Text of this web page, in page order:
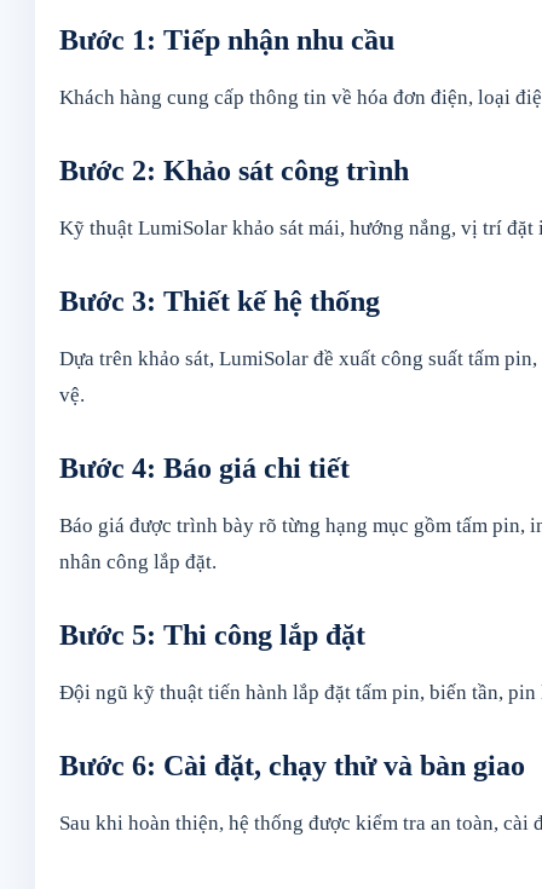
Bước 1: Tiếp nhận nhu cầu
Khách hàng cung cấp thông tin về hóa đơn điện, loại
Bước 2: Khảo sát công trình
Kỹ thuật LumiSolar khảo sát mái, hướng nắng, vị trí
Bước 3: Thiết kế hệ thống
Dựa trên khảo sát, LumiSolar đề xuất công suất tấm
vệ.
Bước 4: Báo giá chi tiết
Báo giá được trình bày rõ từng hạng mục gồm tấm pin,
nhân công lắp đặt.
Bước 5: Thi công lắp đặt
Đội ngũ kỹ thuật tiến hành lắp đặt tấm pin, biến tần,
Bước 6: Cài đặt, chạy thử và bàn giao
Sau khi hoàn thiện, hệ thống được kiểm tra an toàn,